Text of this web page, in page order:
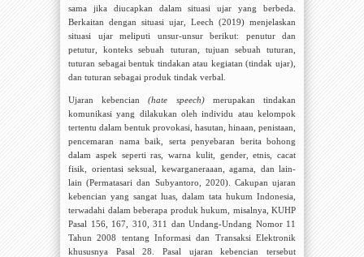
sama jika diucapkan dalam situasi ujar yang berbeda.
Berkaitan dengan situasi ujar, Leech (2019) menjelaskan
situasi ujar meliputi unsur-unsur berikut: penutur dan
petutur, konteks sebuah tuturan, tujuan sebuah tuturan,
tuturan sebagai bentuk tindakan atau kegiatan (tindak ujar),
dan tuturan sebagai produk tindak verbal.
Ujaran kebencian(hate speech) merupakan tindakan
komunikasi yang dilakukan oleh individu atau kelompok
tertentu dalam bentuk provokasi, hasutan, hinaan, penistaan,
pencemaran nama baik, serta penyebaran berita bohong
dalam aspek seperti ras, warna kulit, gender, etnis, cacat
fisik, orientasi seksual, kewarganeraaan, agama, dan lain-
lain(Permatasari dan Subyantoro, 2020). Cakupan ujaran
kebencian yang sangat luas, dalam tata hukum Indonesia,
terwadahi dalam beberapa produk hukum, misalnya, KUHP
Pasal 156, 167, 310, 311 dan Undang-Undang Nomor 11
Tahun 2008 tentang Informasi dan Transaksi Elektronik
khususnya Pasal 28. Pasal ujaran kebencian tersebut